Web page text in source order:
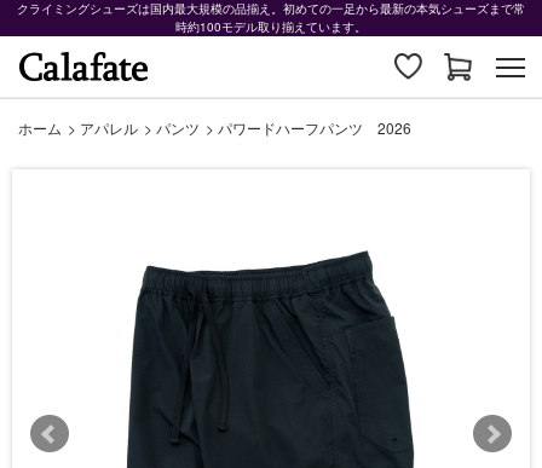
クライミングシューズは国内最大規模の品揃え。初めての一足から最新の本気シューズまで常
時約100モデル取り揃えています。
ホーム > アパレル > パンツ > パワードハーフパンツ 2026